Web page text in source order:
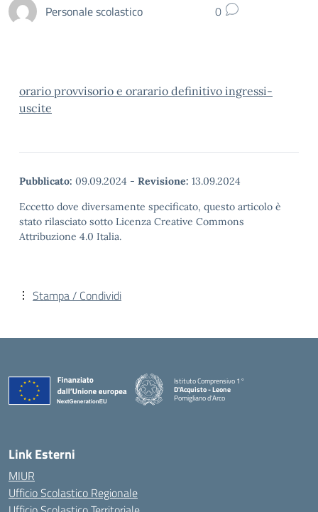
Personale scolastico 0
orario provvisorio e orarario definitivo ingressi-
uscite
Pubblicato: 09.09.2024 - Revisione: 13.09.2024
Eccetto dove diversamente specificato, questo articolo è
stato rilasciato sotto Licenza Creative Commons
Attribuzione 4.0 Italia.
Stampa / Condividi
Istituto Comprensivo 1°
D'Acquisto - Leone
Pomigliano d'Arco
— Visita la pagina iniziale della scuola
Link Esterni
MIUR
Ufficio Scolastico Regionale